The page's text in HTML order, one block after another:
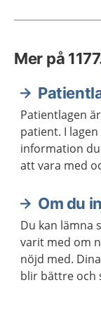
Mer på
Patientlagen
patient. I
information
att vara med
Om du
Du kan lämna
varit med om
nöjd med.
blir bättre och